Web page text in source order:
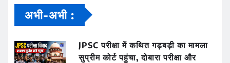
अभी-अभी :
JPSC परीक्षा में कथित गड़बड़ी का मामला
सुप्रीम कोर्ट पहुंचा, दोबारा परीक्षा और